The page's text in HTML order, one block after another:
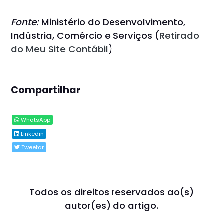
Fonte:Ministério do Desenvolvimento,
Indústria, Comércio e Serviços (Retirado
do Meu Site Contábil)
Compartilhar
WhatsApp
Linkedin
Tweetar
Todos os direitos reservados ao(s)
autor(es) do artigo.